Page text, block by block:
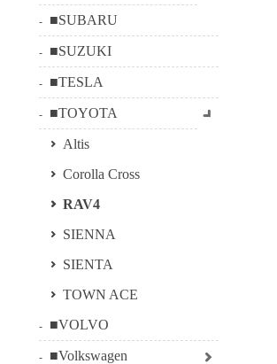
■SUBARU
■SUZUKI
■TESLA
■TOYOTA
Altis
Corolla Cross
RAV4
SIENNA
SIENTA
TOWN ACE
■VOLVO
■Volkswagen